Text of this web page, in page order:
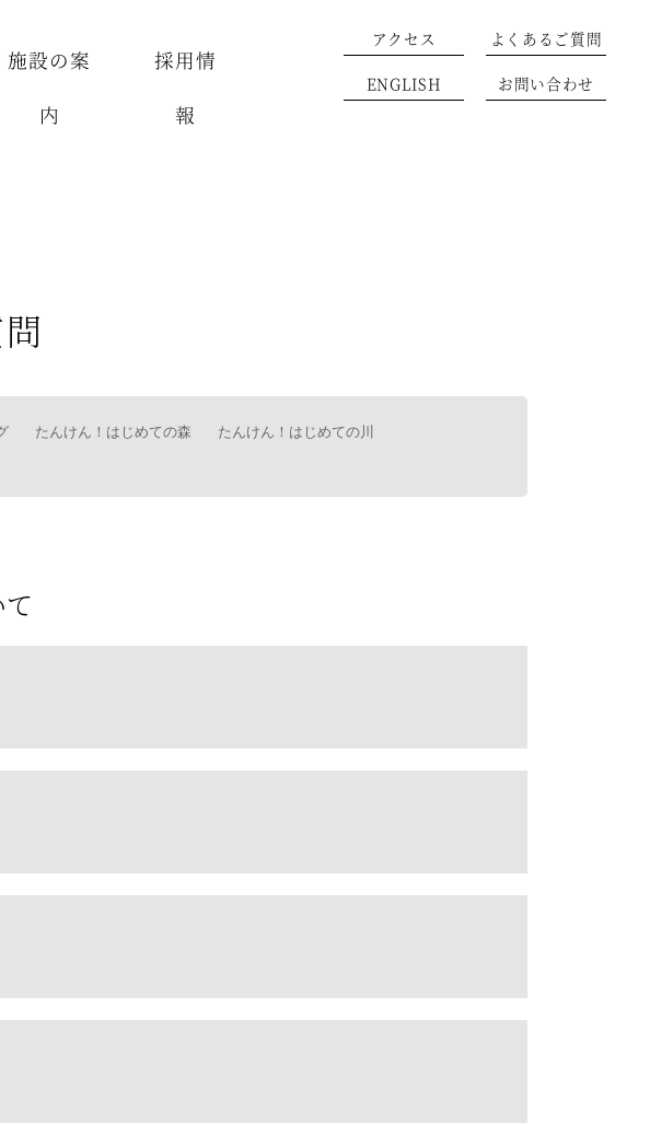
施設の案
内
採用情
報
アクセス よくあるご質問
ENGLISH お問い合わせ
たんけん！はじめての森
たんけん！はじめての川